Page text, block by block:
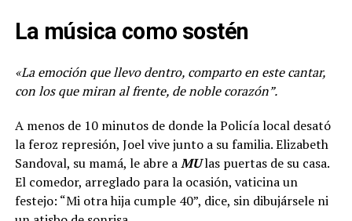
La música como sostén
«La emoción que llevo dentro, comparto en este cantar,
con los que miran al frente, de noble corazón”.
A menos de 10 minutos de donde la Policía local desató
la feroz represión, Joel vive junto a su familia. Elizabeth
Sandoval, su mamá, le abre aMUlas puertas de su casa.
El comedor, arreglado para la ocasión, vaticina un
festejo: “Mi otra hija cumple 40”, dice, sin dibujársele ni